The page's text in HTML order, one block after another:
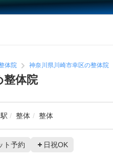
体院 神奈川県川崎市幸区の整体院
整体院
整体 整体
ト予約 日祝OK